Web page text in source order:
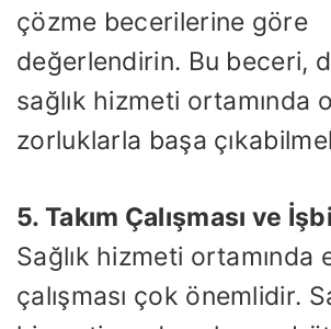
çözme becerilerine göre
değerlendirin. Bu beceri,
sağlık hizmeti ortamında
zorluklarla başa
5. Takım Çalışması ve
Sağlık hizmeti ortamında
çalışması çok önemlidir.